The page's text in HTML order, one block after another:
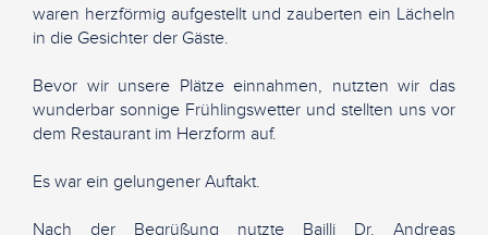
waren herzförmig aufgestellt und zauberten ein Lächeln
in die Gesichter der Gäste.
Bevor wir unsere Plätze einnahmen, nutzten wir das
wunderbar sonnige Frühlingswetter und stellten uns vor
dem Restaurant im Herzform auf.
Es war ein gelungener Auftakt.
Nach der Begrüßung nutzte Bailli Dr. Andreas